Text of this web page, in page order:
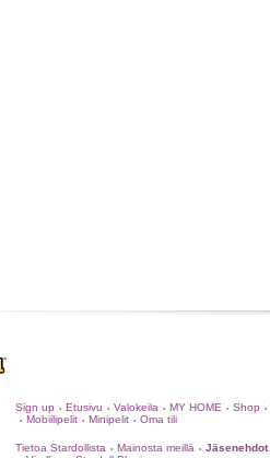
Sign up • Etusivu • Valokeila • MY HOME • Shop •
• Mobiilipelit • Minipelit • Oma tili
Tietoa Stardollista • Mainosta meillä • Jäsenehdot